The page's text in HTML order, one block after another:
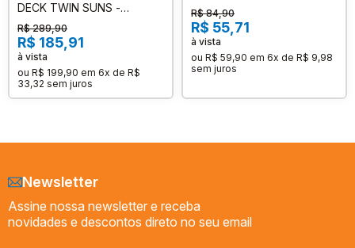
DECK TWIN SUNS -
MASTER AND APPRENTICE
R$ 289,90
R$ 185,91
à vista
ou R$ 199,90 em 6x de R$
33,32 sem juros
R$ 84,90
R$ 55,71
à vista
ou R$ 59,90 em 6x de R$ 9,98
sem juros
Newsletter
Assine nossa newsletter e receba
novidades e descontos direto no seu email